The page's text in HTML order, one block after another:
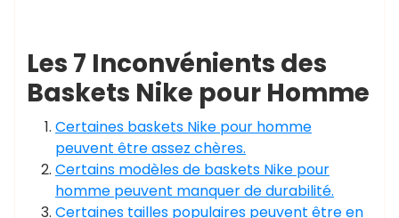
Les 7 Inconvénients des
Baskets Nike pour Homme
Certaines baskets Nike pour homme
peuvent être assez chères.
Certains modèles de baskets Nike pour
homme peuvent manquer de durabilité.
Certaines tailles populaires peuvent être en